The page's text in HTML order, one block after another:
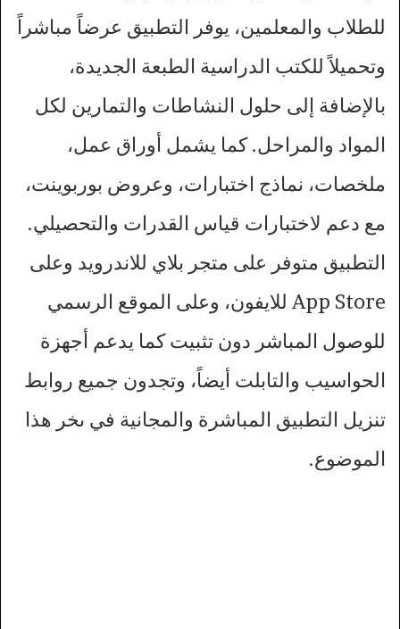
للطلاب والمعلمين، يوفر التطبيق عرضاً مباشراً
وتحميلاً للكتب الدراسية الطبعة الجديدة،
بالإضافة إلى حلول النشاطات والتمارين لكل
المواد والمراحل. كما يشمل أوراق عمل،
ملخصات، نماذج اختبارات، وعروض بوربوينت،
مع دعم لاختبارات قياس القدرات والتحصيلي.​
التطبيق متوفر على متجر بلاي للاندرويد وعلى
App Store للايفون، وعلى الموقع الرسمي
للوصول المباشر دون تثبيت كما يدعم أجهزة
الحواسيب والتابلت أيضاً، وتجدون جميع روابط
تنزيل التطبيق المباشرة والمجانية في ىخر هذا
الموضوع.